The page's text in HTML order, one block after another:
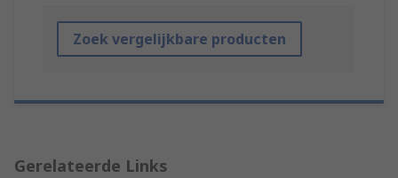
Zoek vergelijkbare producten
Gerelateerde Links